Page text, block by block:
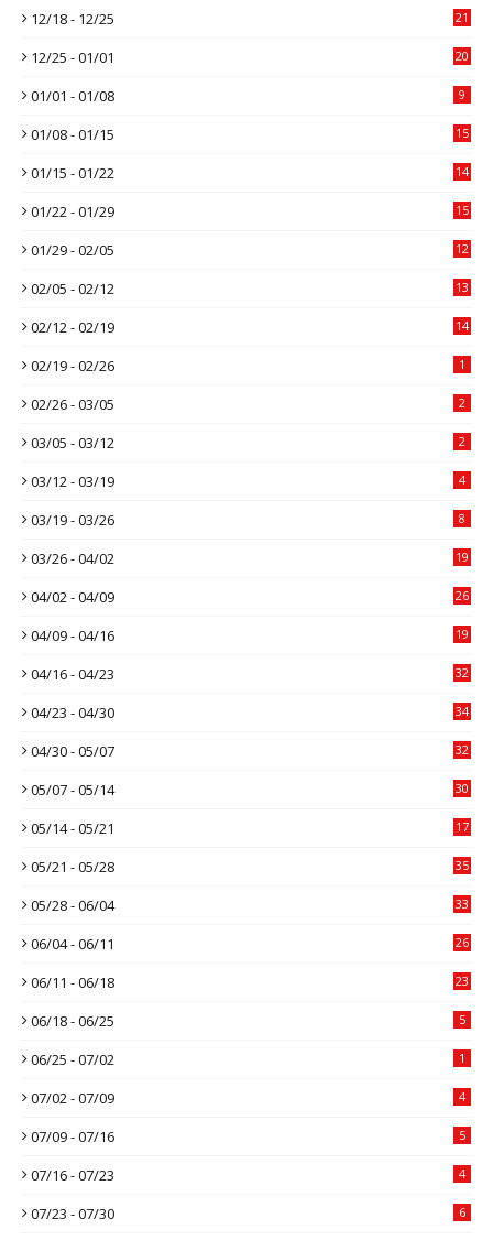
12/18 - 12/25 21
12/25 - 01/01 20
01/01 - 01/08 9
01/08 - 01/15 15
01/15 - 01/22 14
01/22 - 01/29 15
01/29 - 02/05 12
02/05 - 02/12 13
02/12 - 02/19 14
02/19 - 02/26 1
02/26 - 03/05 2
03/05 - 03/12 2
03/12 - 03/19 4
03/19 - 03/26 8
03/26 - 04/02 19
04/02 - 04/09 26
04/09 - 04/16 19
04/16 - 04/23 32
04/23 - 04/30 34
04/30 - 05/07 32
05/07 - 05/14 30
05/14 - 05/21 17
05/21 - 05/28 35
05/28 - 06/04 33
06/04 - 06/11 26
06/11 - 06/18 23
06/18 - 06/25 5
06/25 - 07/02 1
07/02 - 07/09 4
07/09 - 07/16 5
07/16 - 07/23 4
07/23 - 07/30 6